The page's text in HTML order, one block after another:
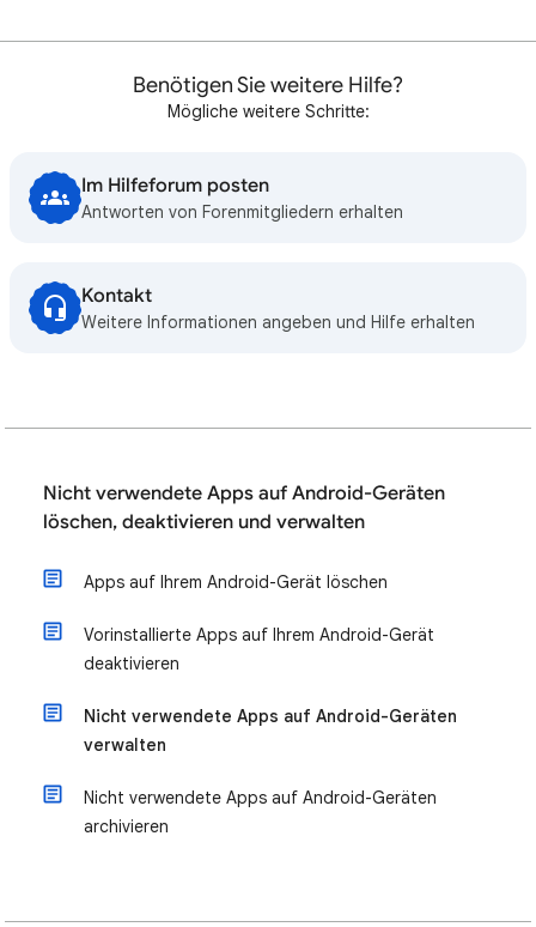
Benötigen Sie weitere Hilfe?
Mögliche weitere Schritte:
Im Hilfeforum posten
Antworten von Forenmitgliedern erhalten
Kontakt
Weitere Informationen angeben und Hilfe erhalten
Nicht verwendete Apps auf Android-Geräten
löschen, deaktivieren und verwalten
Apps auf Ihrem Android-Gerät löschen
Vorinstallierte Apps auf Ihrem Android-Gerät
deaktivieren
Nicht verwendete Apps auf Android-Geräten
verwalten
Nicht verwendete Apps auf Android-Geräten
archivieren